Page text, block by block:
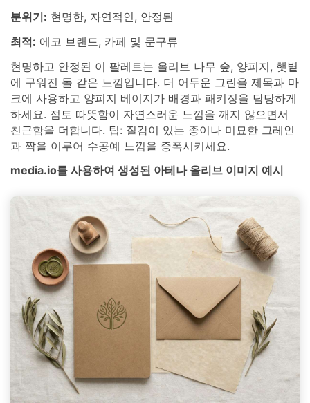
분위기: 현명한, 자연적인, 안정된
최적: 에코 브랜드, 카페 및 문구류
현명하고 안정된 이 팔레트는 올리브 나무 숲, 양피지, 햇볕
에 구워진 돌 같은 느낌입니다. 더 어두운 그린을 제목과 마
크에 사용하고 양피지 베이지가 배경과 패키징을 담당하게
하세요. 점토 따뜻함이 자연스러운 느낌을 깨지 않으면서
친근함을 더합니다. 팁: 질감이 있는 종이나 미묘한 그레인
과 짝을 이루어 수공예 느낌을 증폭시키세요.
media.io를 사용하여 생성된 아테나 올리브 이미지 예시